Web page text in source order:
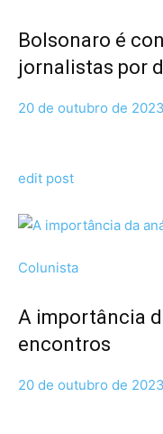
Bolsonaro é
jornalistas por
20 de outubro de 2023
edit post
Colunista
A importância
encontros
20 de outubro de 2023